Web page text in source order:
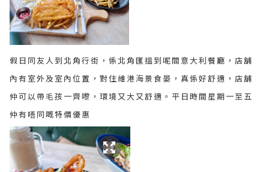
假日同友人到北角行街，係北角匯搵到呢間意大利餐廳，店舖
內有室外及室內位置，對住維港海景食晏，真係好舒適，店舖
仲可以帶毛孩一齊嚟，環境又大又舒適。平日時間星期一至五
仲有唔同嘅特價優惠